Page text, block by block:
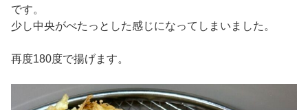
です。
少し中央がべたっとした感じになってしまいました。
再度180度で揚げます。